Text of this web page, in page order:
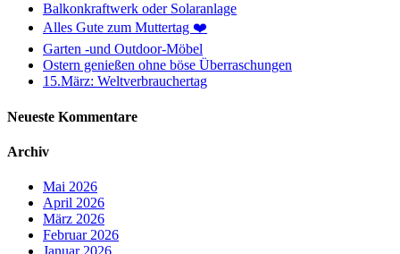
Balkonkraftwerk oder Solaranlage
Alles Gute zum Muttertag ❤️
Garten -und Outdoor-Möbel
Ostern genießen ohne böse Überraschungen
15.März: Weltverbrauchertag
Neueste Kommentare
Archiv
Mai 2026
April 2026
März 2026
Februar 2026